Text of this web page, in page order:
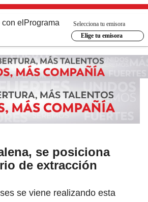
el Programa
Selecciona tu emisora
Elige tu emisora
se posiciona
de extracción
se viene realizando esta